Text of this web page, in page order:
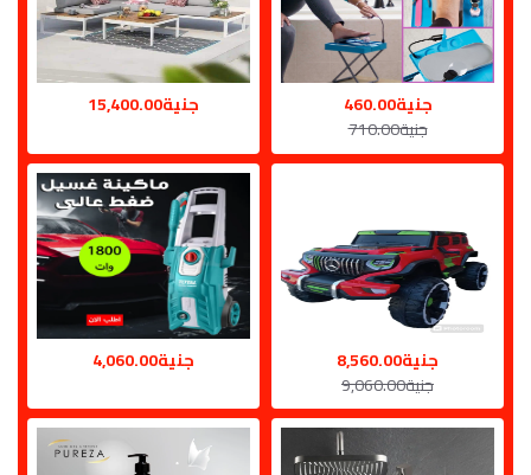
جنية460.00
جنية710.00
جنية15,400.00
جنية8,560.00
جنية9,060.00
جنية4,060.00